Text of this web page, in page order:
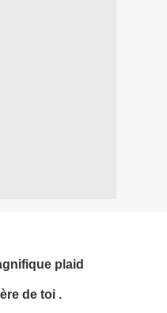
plaid
de toi .